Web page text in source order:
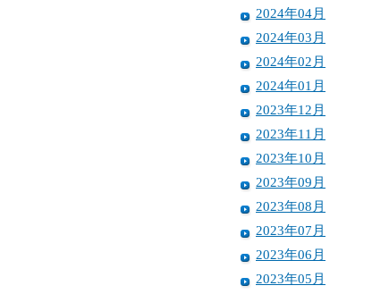
2024年04月
2024年03月
2024年02月
2024年01月
2023年12月
2023年11月
2023年10月
2023年09月
2023年08月
2023年07月
2023年06月
2023年05月